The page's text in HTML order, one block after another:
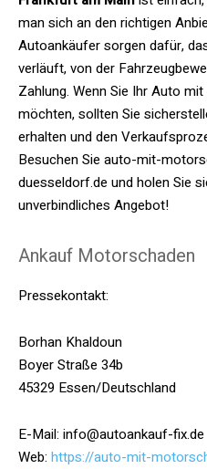
man sich an den richtigen
Autoankäufer sorgen dafür,
verläuft, von der
Zahlung. Wenn Sie Ihr Auto
möchten, sollten Sie
erhalten und den
Besuchen Sie auto-mit-
duesseldorf.de und holen Sie
unverbindliches Angebot!
Ankauf Motorschaden
Pressekontakt:
Borhan Khaldoun
Boyer Straße 34b
45329 Essen/Deutschland
E-Mail: info@autoankauf-fix.de
Web: https://auto-mit-